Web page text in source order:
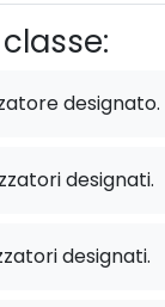
designato.
designati.
designati.